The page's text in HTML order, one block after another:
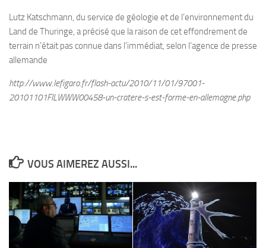
Lutz Katschmann, du service de géologie et de l’environnement du
Land de Thuringe, a précisé que la raison de cet effondrement de
terrain n’était pas connue dans l’immédiat, selon l’agence de presse
allemande
http://www.lefigaro.fr/flash-actu/2010/11/01/97001-
20101101FILWWW00458-un-cratere-s-est-forme-en-allemagne.php
VOUS AIMEREZ AUSSI...